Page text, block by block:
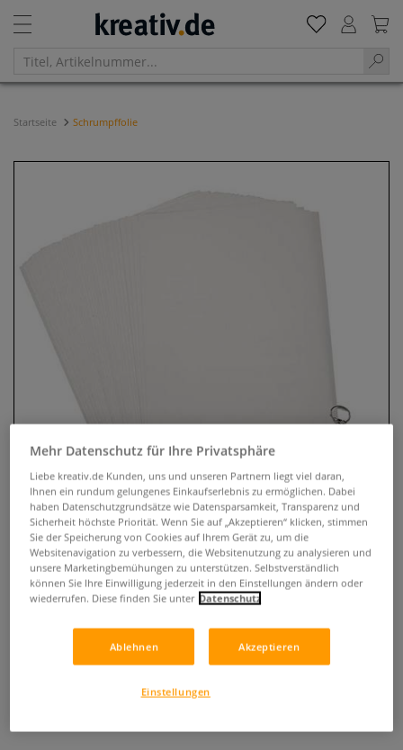
Startseite Schrumpffolie
Schrumpffolie
0 Bewertungen
und beim Erhitzen in einem normalen Backofen schrumpft
Mehr Datenschutz für Ihre Privatsphäre
Liebe kreativ.de Kunden, uns und unseren Partnern liegt viel daran,
Ihnen ein rundum gelungenes Einkaufserlebnis zu ermöglichen. Dabei
haben Datenschutzgrundsätze wie Datensparsamkeit, Transparenz und
Sicherheit höchste Priorität. Wenn Sie auf „Akzeptieren“ klicken, stimmen
Sie der Speicherung von Cookies auf Ihrem Gerät zu, um die
Websitenavigation zu verbessern, die Websitenutzung zu analysieren und
unsere Marketingbemühungen zu unterstützen. Selbstverständlich
können Sie Ihre Einwilligung jederzeit in den Einstellungen ändern oder
wiederrufen. Diese finden Sie unter Datenschutz
Ablehnen Akzeptieren
Einstellungen